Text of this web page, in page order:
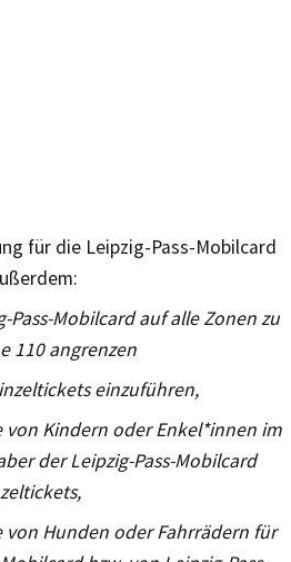
für die Leipzig-Pass-Mobilcard
Pass-Mobilcard auf alle Zonen zu
110 angrenzen
einzuführen,
Kindern oder Enkel*innen im
der Leipzig-Pass-Mobilcard
Hunden oder Fahrrädern für